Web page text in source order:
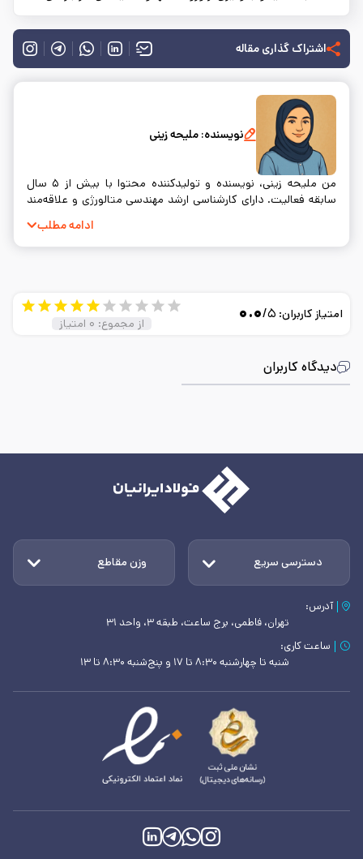
اشتراک گذاری مقاله
نویسنده: ملیحه زینی
من ملیحه زینی، نویسنده و تولیدکننده محتوا با بیش از ۵ سال
سابقه فعالیت. دارای کارشناسی ارشد مهندسی متالورژی و علاقه‌مند
ادامه مطلب
دیدگاه کاربران
امتیاز کاربران: ۰.۰/۵
از مجموع: ۰ امتیاز
دسترسی سریع وزن مقاطع
آدرس:
تهران، فاطمی، برج ساعت، طبقه ۳، واحد ۳۱
ساعت کاری:
شنبه تا چهارشنبه ۸:۳۰ تا ۱۷ و پنج‌شنبه ۸:۳۰ تا ۱۳